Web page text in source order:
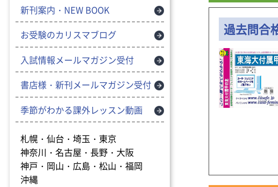
過去問合
新刊案内・NEW BOOK
お受験のカリスマブログ
入試情報メールマガジン受付
書店様・新刊メールマガジン受付
季節がわかる課外レッスン動画
札幌・仙台・埼玉・東京
神奈川・名古屋・長野・大阪
神戸・岡山・広島・松山・福岡
沖縄